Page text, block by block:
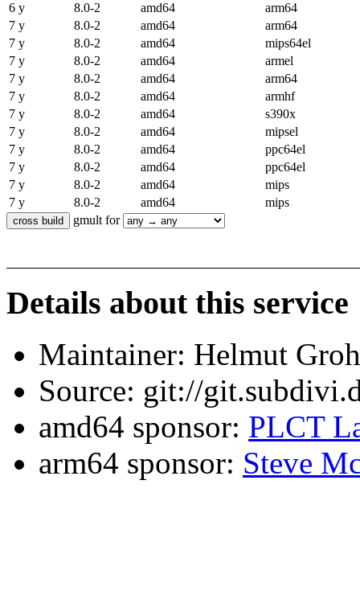
6 y
8.0-2 amd64
arm64
7 y
8.0-2 amd64
arm64
7 y
8.0-2 amd64
mips64el
7 y
8.0-2 amd64
armel
7 y
8.0-2 amd64
arm64
7 y
8.0-2 amd64
armhf
7 y
8.0-2 amd64
s390x
7 y
8.0-2 amd64
mipsel
7 y
8.0-2 amd64
ppc64el
7 y
8.0-2 amd64
ppc64el
7 y
8.0-2 amd64
mips
7 y
8.0-2 amd64
mips
gmult for
Details about this service
Maintainer: Helmut
Source: git://
amd64 sponsor: PLCT
arm64 sponsor: Steve